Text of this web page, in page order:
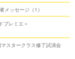
メッセージ（1）
プレミエ＞
スタークラス修了試演会